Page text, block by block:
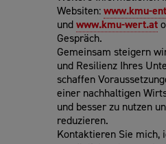
Websiten:www.kmu-
undwww.kmu-wert.at
Gespräch.
Gemeinsam steigern
und Resilienz Ihres
schaffen
einer nachhaltigen
und besser zu nutzen
reduzieren.
Kontaktieren Sie mich,